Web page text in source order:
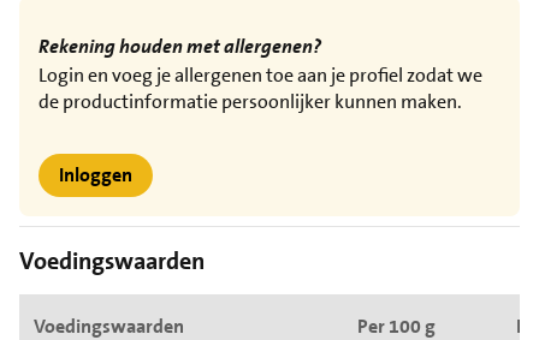
Rekening houden met allergenen?
Login en voeg je allergenen toe aan je profiel zodat we
de productinformatie persoonlijker kunnen maken.
Inloggen
Voedingswaarden
Voedingswaarden Per 100 g